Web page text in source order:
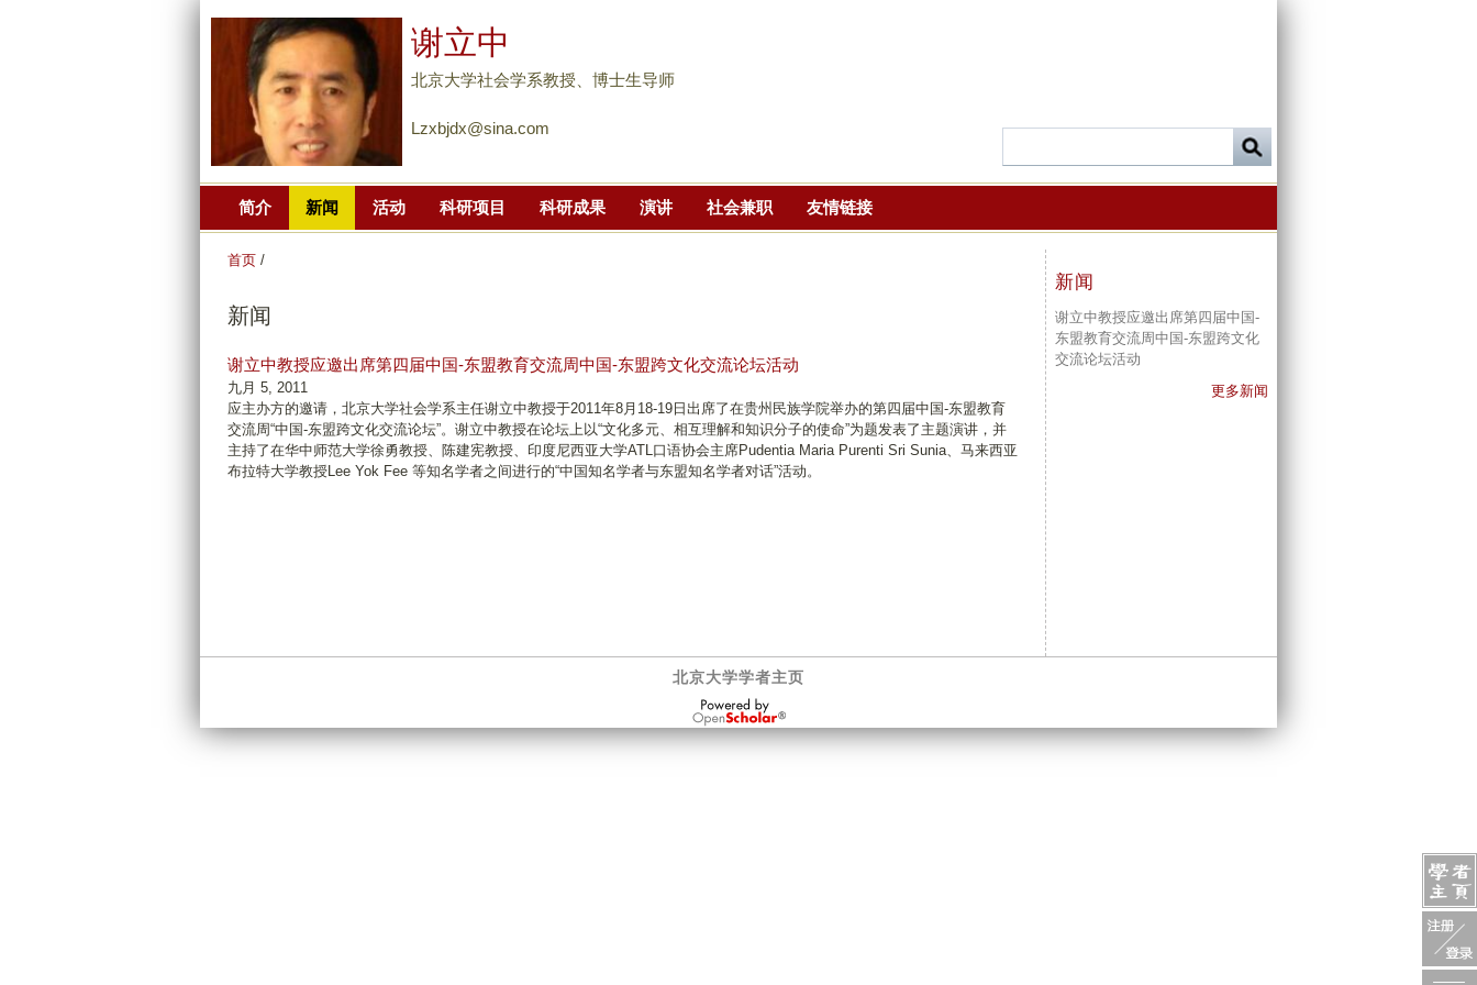
到
主
要
谢立中
北京大学社会学系教授、博士生导师
Lzxbjdx@sina.com
简介 新闻 活动 科研项目 科研成果 演讲 社会兼职 友情链接
首页 /
新闻
谢立中教授应邀出席第四届中国-东盟教育交流周中国-东盟跨文化交流论坛活动
九月 5, 2011
应主办方的邀请，北京大学社会学系主任谢立中教授于2011年8月18-19日出席了在贵州民族学院举办的第四届中国-东盟教育
交流周“中国-东盟跨文化交流论坛”。谢立中教授在论坛上以“文化多元、相互理解和知识分子的使命”为题发表了主题演讲，并
主持了在华中师范大学徐勇教授、陈建宪教授、印度尼西亚大学ATL口语协会主席Pudentia Maria Purenti Sri Sunia、马来西亚
布拉特大学教授Lee Yok Fee 等知名学者之间进行的“中国知名学者与东盟知名学者对话”活动。
新闻
谢立中教授应邀出席第四届中国-
东盟教育交流周中国-东盟跨文化
交流论坛活动
更多新闻
北京大学学者主页
OpenScholar